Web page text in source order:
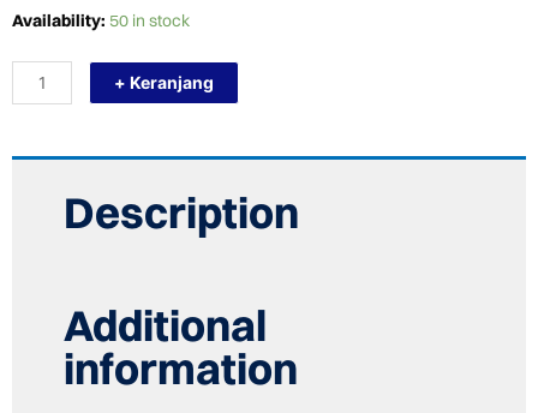
Availability: 50 in stock
TERMURAH
POMPA
3"
+ Keranjang
Description
Additional
information